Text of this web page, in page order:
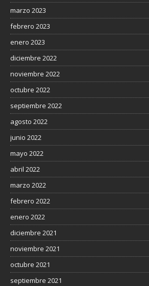
marzo 2023
febrero 2023
enero 2023
diciembre 2022
noviembre 2022
octubre 2022
septiembre 2022
agosto 2022
junio 2022
mayo 2022
abril 2022
marzo 2022
febrero 2022
enero 2022
diciembre 2021
noviembre 2021
octubre 2021
septiembre 2021